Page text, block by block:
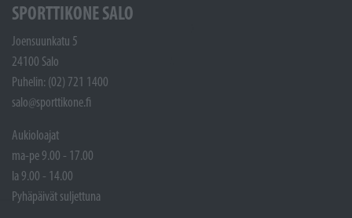
SPORTTIKONE SALO
Joensuunkatu 5
24100 Salo
Puhelin: (02) 721 1400
salo@sporttikone.fi
Aukioloajat
ma-pe 9.00 - 17.00
la 9.00 - 14.00
Pyhäpäivät suljettuna